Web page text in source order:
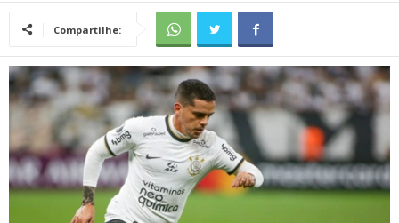
Compartilhe: